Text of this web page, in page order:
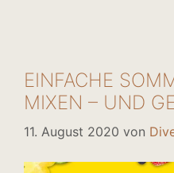
EINFACHE
MIXEN – UND
11. August 2020 von